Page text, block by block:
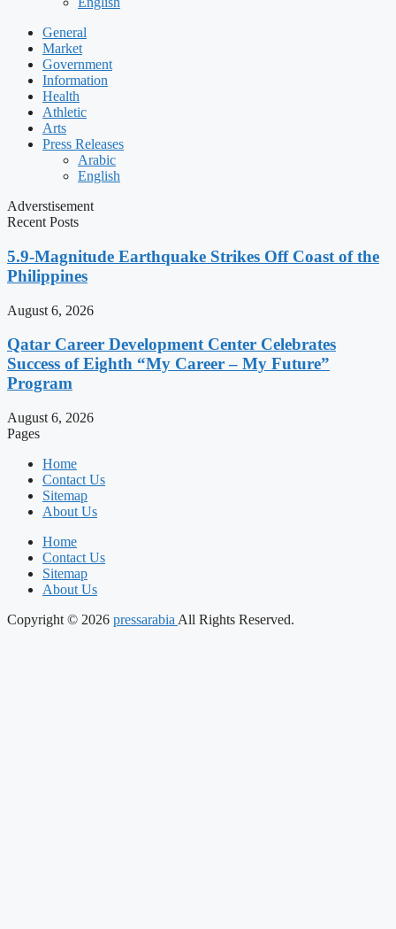
General
Market
Government
Information
Health
Athletic
Arts
Press Releases
Arabic
English
Adverstisement
Recent Posts
5.9-Magnitude Earthquake Strikes Off Coast of the
Philippines
August 6, 2026
Qatar Career Development Center Celebrates
Success of Eighth “My Career – My Future”
Program
August 6, 2026
Pages
Home
Contact Us
Sitemap
About Us
Home
Contact Us
Sitemap
About Us
Copyright © 2026 pressarabia All Rights Reserved.